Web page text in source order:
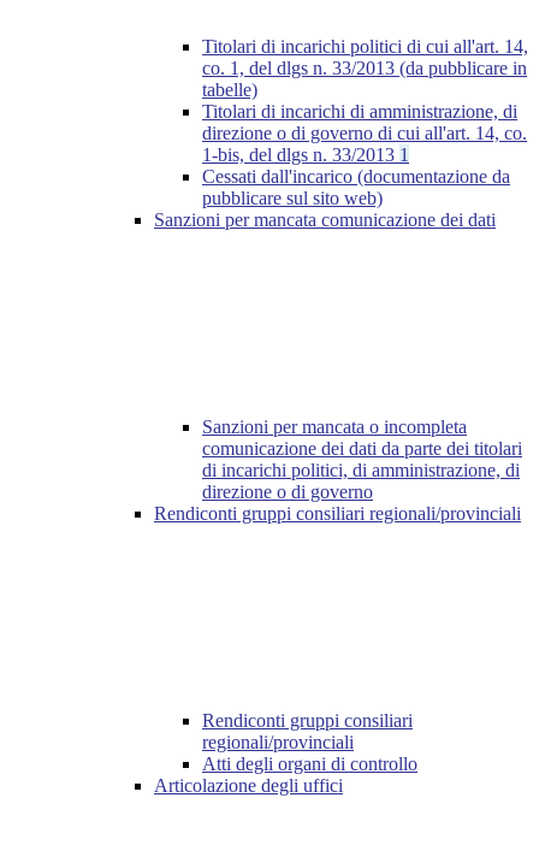
Titolari di incarichi politici di cui all'art. 14,
co. 1, del dlgs n. 33/2013 (da pubblicare in
tabelle)
Titolari di incarichi di amministrazione, di
direzione o di governo di cui all'art. 14, co.
1-bis, del dlgs n. 33/2013 1
Cessati dall'incarico (documentazione da
pubblicare sul sito web)
Sanzioni per mancata comunicazione dei dati
Sanzioni per mancata o incompleta
comunicazione dei dati da parte dei titolari
di incarichi politici, di amministrazione, di
direzione o di governo
Rendiconti gruppi consiliari regionali/provinciali
Rendiconti gruppi consiliari
regionali/provinciali
Atti degli organi di controllo
Articolazione degli uffici